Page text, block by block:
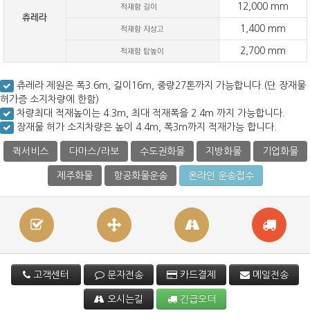
12,000 mm
1,400 mm
2,700 mm
츄레라 제원은 폭3.6m, 길이16m, 중량27톤까지 가능합니다.(단 장재물
허가증 소지차량에 한함)
차량최대 적재높이는 4.3m, 최대 적재폭을 2.4m 까지 가능합니다.
장재물 허가 소지차량은 높이 4.4m, 폭3m까지 적재가능 합니다.
퀵서비스 다마스/라보 수도권화물 지방화물 기업화물
제주화물 항공화물운송 온라인 운송접수
고객센터 문자전송 카드결제 메일전송
오시는길 긴급오더